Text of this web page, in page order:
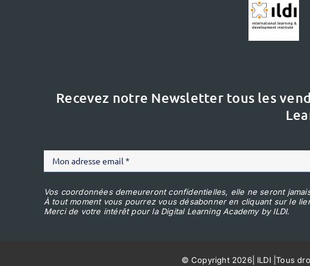
Recevez notre Newsletter tous les
Vos coordonnées demeureront confidentielles, elle ne seront
À tout moment vous pourrez vous désabonner en cliquant sur le
Merci de votre intérêt pour la Digital Learning Academy by ILDI.
© Copyright 2026| ILDI|Tous